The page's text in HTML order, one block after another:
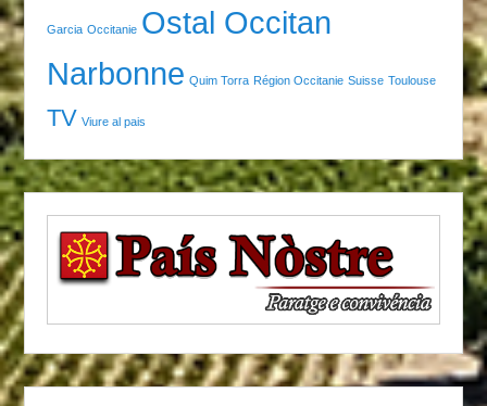
Garcia Occitanie Ostal Occitan
Narbonne Quim Torra Région Occitanie Suisse Toulouse
TV Viure al pais